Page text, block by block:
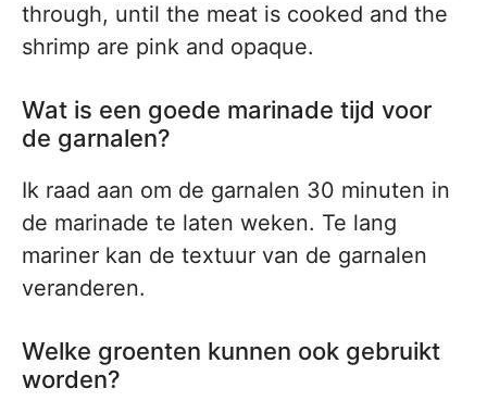
through, until the meat is cooked and the
shrimp are pink and opaque.
Wat is een goede marinade tijd voor
de garnalen?
Ik raad aan om de garnalen 30 minuten in
de marinade te laten weken. Te lang
mariner kan de textuur van de garnalen
veranderen.
Welke groenten kunnen ook gebruikt
worden?